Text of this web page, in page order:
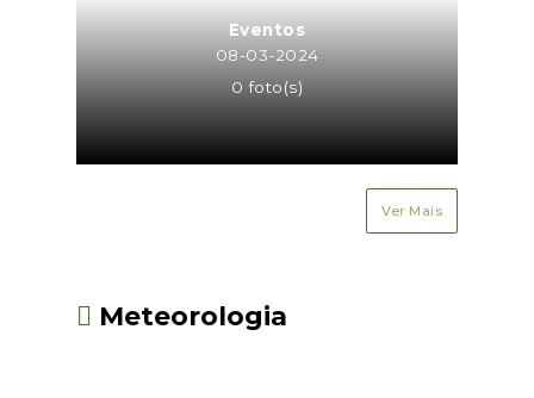
Eventos
08-03-2024
0 foto(s)
Ver Mais
Meteorologia